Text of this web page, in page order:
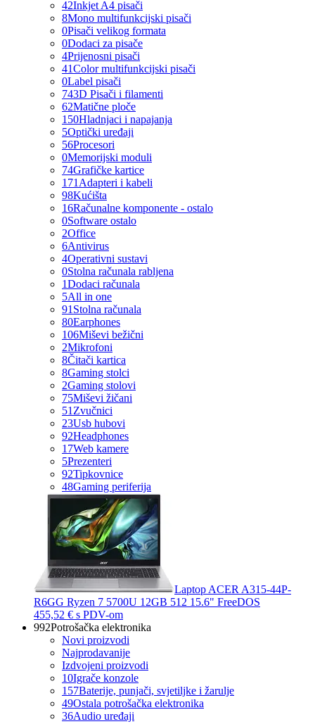
42Inkjet A4 pisači
8Mono multifunkcijski pisači
0Pisači velikog formata
0Dodaci za pisače
4Prijenosni pisači
41Color multifunkcijski pisači
0Label pisači
743D Pisači i filamenti
62Matične ploče
150Hladnjaci i napajanja
5Optički uređaji
56Procesori
0Memorijski moduli
74Grafičke kartice
171 Adapteri i kabeli
98Kućišta
16Računalne komponente - ostalo
0Software ostalo
2Office
6Antivirus
4Operativni sustavi
0Stolna računala rabljena
1Dodaci računala
5All in one
91 Stolna računala
80Earphones
106Miševi bežični
2Mikrofoni
8Čitači kartica
8Gaming stolci
2Gaming stolovi
75Miševi žičani
51 Zvučnici
23Usb hubovi
92Headphones
17Web kamere
5Prezenteri
92Tipkovnice
48Gaming periferija
Laptop ACER A315-44P-
R6GG Ryzen 7 5700U 12GB 512 15.6" FreeDOS
455,52 € s PDV-om
992Potrošačka elektronika
Novi proizvodi
Najprodavanije
Izdvojeni proizvodi
10Igrače konzole
157Baterije, punjači, svjetiljke i žarulje
49Ostala potrošačka elektronika
36Audio uređaji